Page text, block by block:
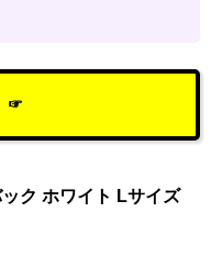
ク ホワイト Lサイズ